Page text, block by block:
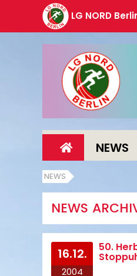
LG NORD
NEWS
NEWS
NEWS
16.12.
2004
50.